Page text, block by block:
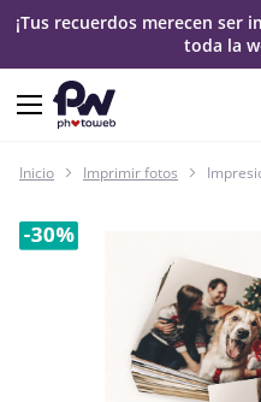
¡Tus recuerdos merecen ser
toda la
Inicio Imprimir fotos